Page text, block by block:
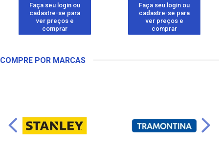
Faça seu login ou
cadastre-se para
ver preços e
comprar
Faça seu login ou
cadastre-se para
ver preços e
comprar
COMPRE POR MARCAS